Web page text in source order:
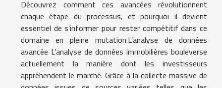
Découvrez comment ces avancées révolutionnent
chaque étape du processus, et pourquoi il devient
essentiel de s’informer pour rester compétitif dans ce
domaine en pleine mutation.L’analyse de données
avancée L’analyse de données immobilières bouleverse
actuellement la manière dont les investisseurs
appréhendent le marché. Grâce à la collecte massive de